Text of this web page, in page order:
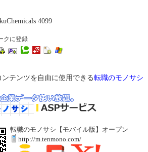
4099
クに登録
テンツを自由に使用できる転職のモノサシ
転職のモノサシ【モバイル版】オープン
http://m.tenmono.com/